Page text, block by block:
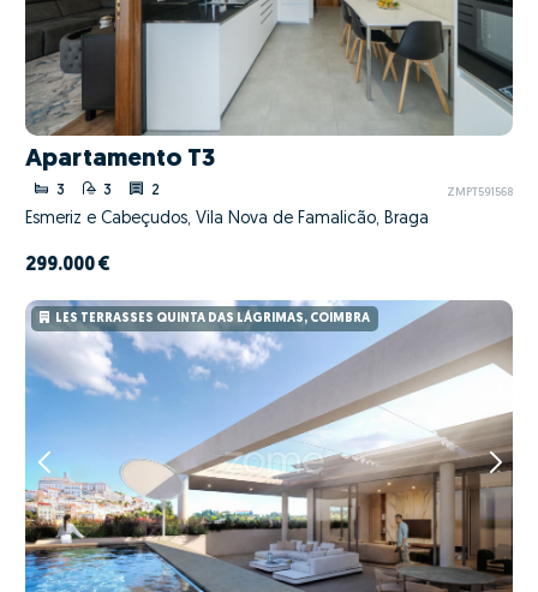
Apartamento T3
3 3 2 ZMPT591568
Esmeriz e Cabeçudos, Vila Nova de Famalicão, Braga
299.000 €
LES TERRASSES QUINTA DAS LÁGRIMAS, COIMBRA